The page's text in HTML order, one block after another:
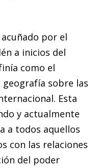
por el
a inicios del
como el
so­­bre las
Esta
y actualmente
a todos aquellos
con las relaciones
del poder